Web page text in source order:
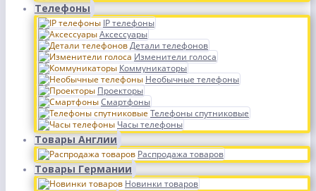
Телефоны
IP телефоны
Аксессуары
Детали телефонов
Изменители голоса
Коммуникаторы
Необычные телефоны
Проекторы
Смартфоны
Телефоны спутниковые
Часы телефоны
Товары Англии
Распродажа товаров
Товары Германии
Новинки товаров